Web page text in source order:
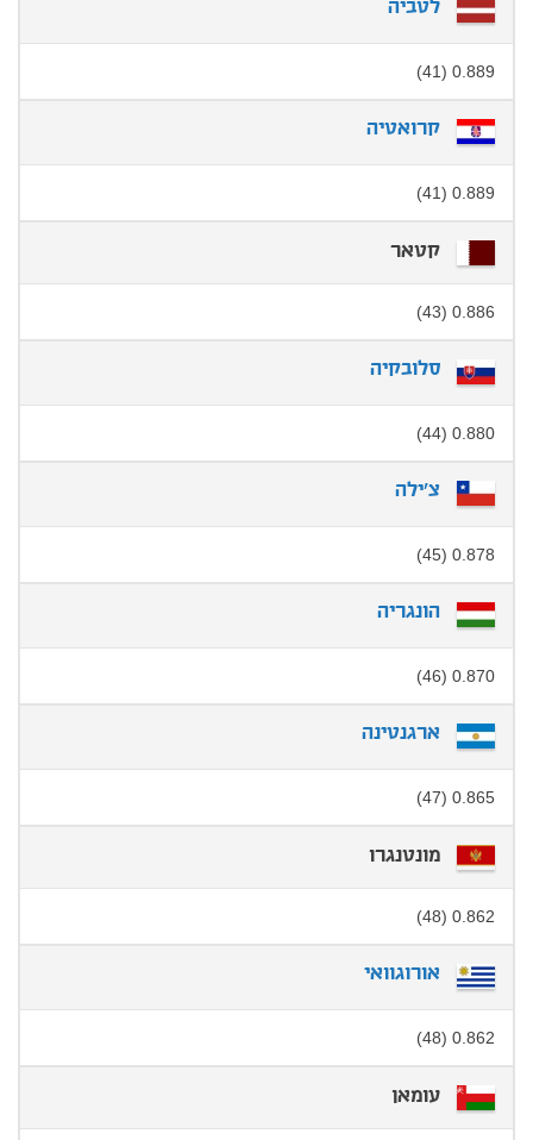
לטביה
0.889 (41)
קרואטיה
0.889 (41)
קטאר
0.886 (43)
סלובקיה
0.880 (44)
צ'ילה
0.878 (45)
הונגריה
0.870 (46)
ארגנטינה
0.865 (47)
מונטנגרו
0.862 (48)
אורוגוואי
0.862 (48)
עומאן